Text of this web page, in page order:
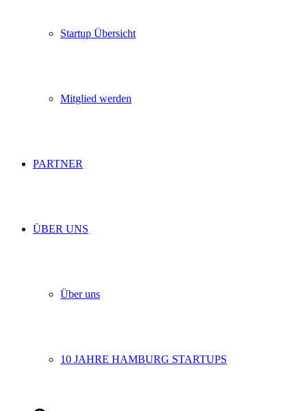
Startup Übersicht
Mitglied werden
PARTNER
ÜBER UNS
Über uns
10 JAHRE HAMBURG STARTUPS